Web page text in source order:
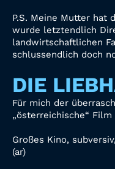
P.S. Meine Mutter hat
wurde letztendlich
landwirtschaftlichen
schlussendlich doch
DIE
Für mich der
„österreichische“
Großes Kino,
(ar)